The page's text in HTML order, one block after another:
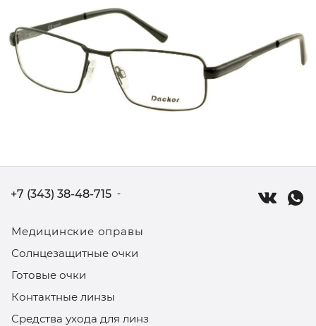
Медицинские оправы
Солнцезащитные очки
Готовые очки
Контактные линзы
Средства ухода для линз
+7 (343) 38-48-715